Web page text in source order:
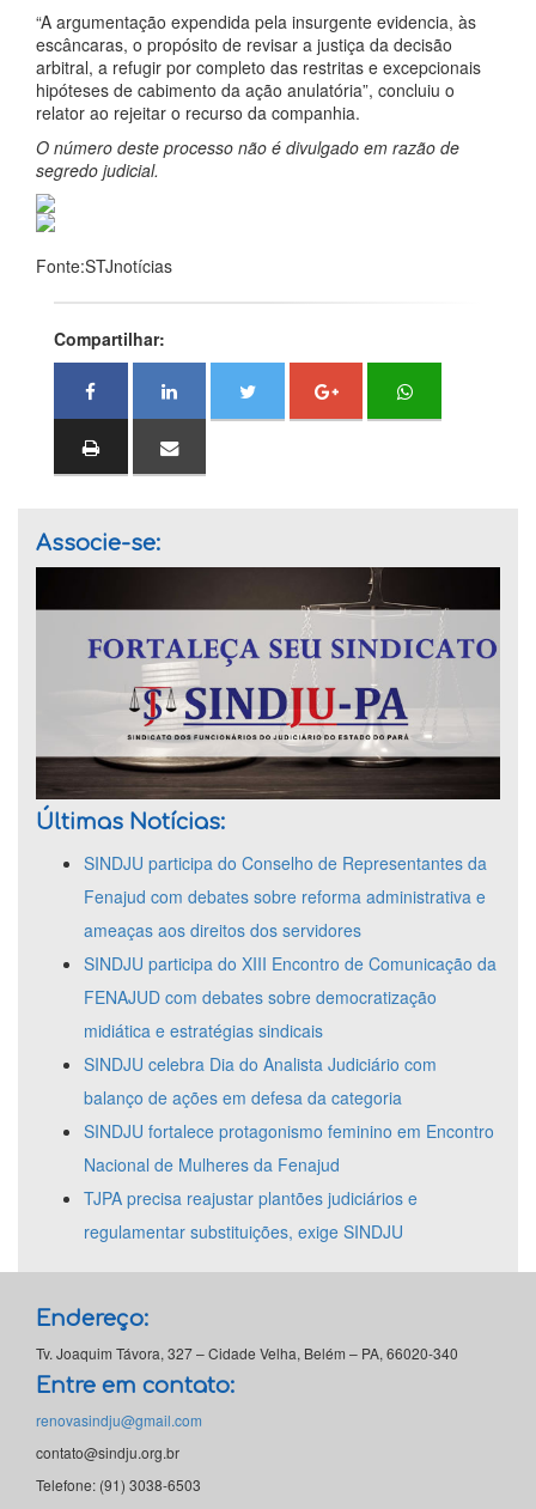
“A argumentação expendida pela insurgente evidencia, às
escâncaras, o propósito de revisar a justiça da decisão
arbitral, a refugir por completo das restritas e excepcionais
hipóteses de cabimento da ação anulatória”, concluiu o
relator ao rejeitar o recurso da companhia.
O número deste processo não é divulgado em razão de
segredo judicial.
Fonte:STJnotícias
Compartilhar:
Associe-se:
Últimas Notícias:
SINDJU participa do Conselho de Representantes da
Fenajud com debates sobre reforma administrativa e
ameaças aos direitos dos servidores
SINDJU participa do XIII Encontro de Comunicação da
FENAJUD com debates sobre democratização
midiática e estratégias sindicais
SINDJU celebra Dia do Analista Judiciário com
balanço de ações em defesa da categoria
SINDJU fortalece protagonismo feminino em Encontro
Nacional de Mulheres da Fenajud
TJPA precisa reajustar plantões judiciários e
regulamentar substituições, exige SINDJU
Endereço:
Tv. Joaquim Távora, 327 – Cidade Velha, Belém – PA, 66020-340
Entre em contato:
renovasindju@gmail.com
contato@sindju.org.br
Telefone: (91) 3038-6503